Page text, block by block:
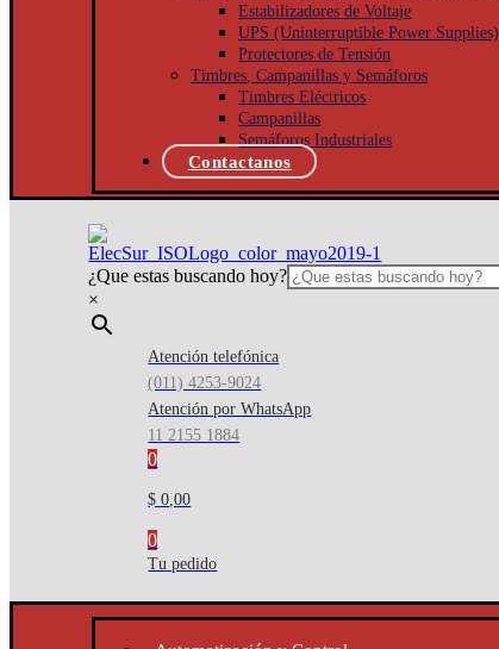
Estabilizadores de Voltaje
UPS (Uninterruptible Power Supplies)
Protectores de Tensión
Timbres, Campanillas y Semáforos
Timbres Eléctricos
Campanillas
Semáforos Industriales
Contactanos
¿Que estas buscando hoy?
×
Atención telefónica
(011) 4253-9024
Atención por WhatsApp
11 2155 1884
0
$ 0,00
0
Tu pedido